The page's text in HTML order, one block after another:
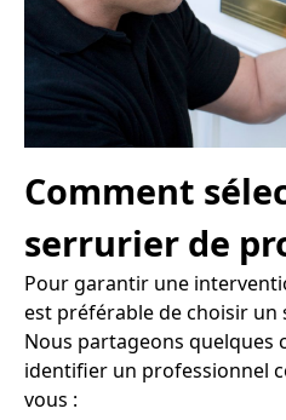
Comment
serrurier de
Pour garantir une
est préférable de choisir
Nous partageons quelques
identifier un professionnel
vous :